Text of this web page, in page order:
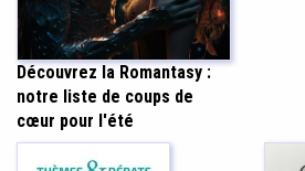
Découvrez la Romantasy :
notre liste de coups de
cœur pour l'été